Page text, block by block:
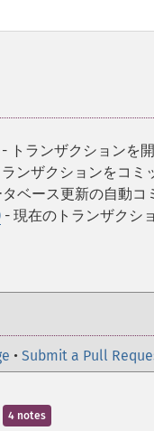
- トランザクションを
ンザクションをコミ
ベース更新の自動コ
- 現在のトランザクシ
• Submit a Pull
4 notes